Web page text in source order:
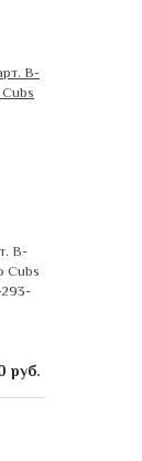
B-
Cubs
293-
руб.